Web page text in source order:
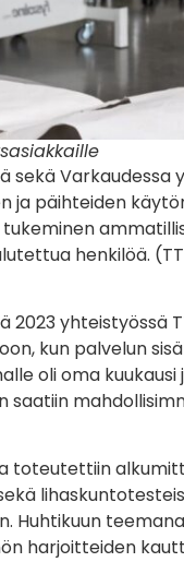
sekä Varkaudessa
ja päihteiden
henkilöä.
yhteistyössä
kun palvelun
oli oma kuukausi
toteutettiin
Huhtikuun
harjoitteiden